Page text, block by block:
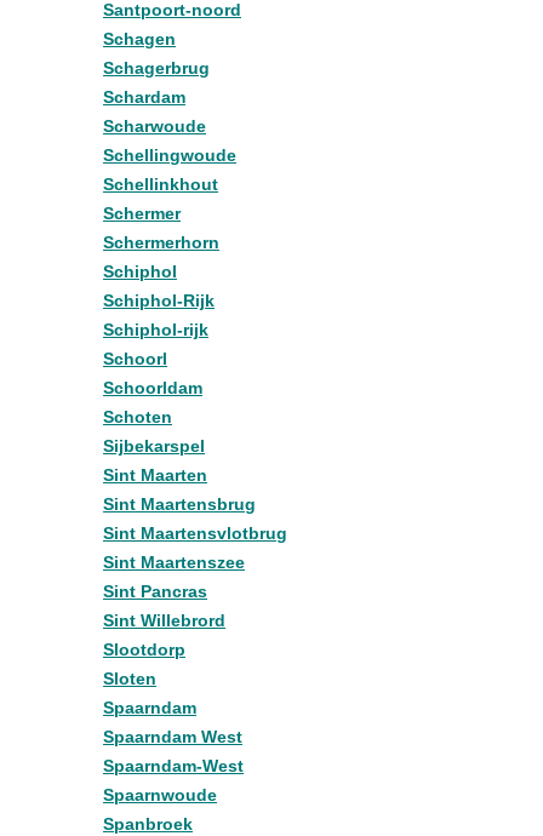
Santpoort-noord
Schagen
Schagerbrug
Schardam
Scharwoude
Schellingwoude
Schellinkhout
Schermer
Schermerhorn
Schiphol
Schiphol-Rijk
Schiphol-rijk
Schoorl
Schoorldam
Schoten
Sijbekarspel
Sint Maarten
Sint Maartensbrug
Sint Maartensvlotbrug
Sint Maartenszee
Sint Pancras
Sint Willebrord
Slootdorp
Sloten
Spaarndam
Spaarndam West
Spaarndam-West
Spaarnwoude
Spanbroek